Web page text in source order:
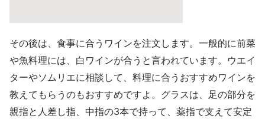
その後は、食事に合うワインを注文します。一般的に前菜
や魚料理には、白ワインが合うと言われています。ウエイ
ターやソムリエに相談して、料理に合うおすすめワインを
教えてもらうのもおすすめですよ。グラスは、足の部分を
親指と人差し指、中指の3本で持って、薬指で支えて安定